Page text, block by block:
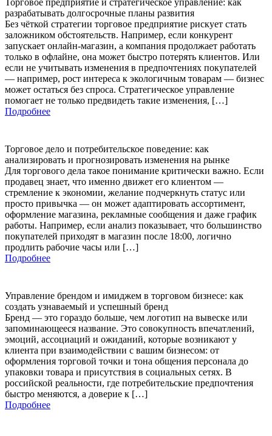
разрабатывать долгосрочные планы развития
Без чёткой стратегии торговое предприятие рискует стать
заложником обстоятельств. Например, если конкурент
запускает онлайн-магазин, а компания продолжает работать
только в офлайне, она может быстро потерять клиентов. Или
если не учитывать изменения в предпочтениях покупателей
— например, рост интереса к экологичным товарам — бизнес
может остаться без спроса. Стратегическое управление
помогает не только предвидеть такие изменения, […]
Подробнее
Торговое дело и потребительское поведение: как
анализировать и прогнозировать изменения на рынке
Для торгового дела такое понимание критически важно. Если
продавец знает, что именно движет его клиентом —
стремление к экономии, желание подчеркнуть статус или
просто привычка — он может адаптировать ассортимент,
оформление магазина, рекламные сообщения и даже график
работы. Например, если анализ показывает, что большинство
покупателей приходят в магазин после 18:00, логично
продлить рабочие часы или […]
Подробнее
Управление брендом и имиджем в торговом бизнесе: как
создать узнаваемый и успешный бренд
Бренд — это гораздо больше, чем логотип на вывеске или
запоминающееся название. Это совокупность впечатлений,
эмоций, ассоциаций и ожиданий, которые возникают у
клиента при взаимодействии с вашим бизнесом: от
оформления торговой точки и тона общения персонала до
упаковки товара и присутствия в социальных сетях. В
российской реальности, где потребительские предпочтения
быстро меняются, а доверие к […]
Подробнее